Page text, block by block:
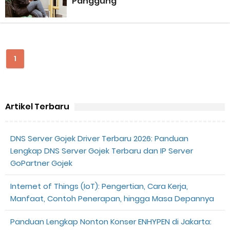
Perhitungan Skema Garansi Pendapatan Grabcar Terbaru
Cara Jitu Mendapat Voucher Gojek Gratis
Cara Ping DNS Server Gojek Gopartner
Cara Mudah Melihat Nomor Shopeepay Sendiri dan Orang Lain
7 Cara Mudah Top Up Grab untuk Driver
5 Versi Map Paling Gacor Untuk Ojek Online
1
Artikel Terbaru
DNS Server Gojek Driver Terbaru 2026: Panduan
Lengkap DNS Server Gojek Terbaru dan IP Server
GoPartner Gojek
Internet of Things (IoT): Pengertian, Cara Kerja,
Manfaat, Contoh Penerapan, hingga Masa Depannya
Panduan Lengkap Nonton Konser ENHYPEN di Jakarta: